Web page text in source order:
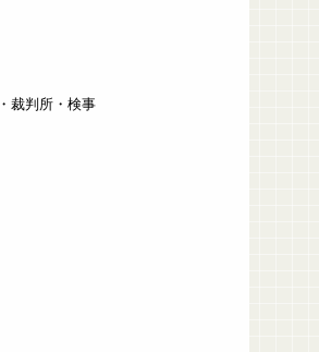
裁判所・検事